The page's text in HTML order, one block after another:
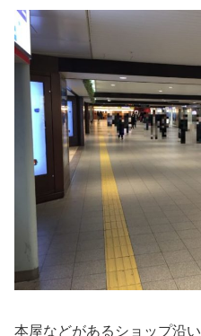
本屋などがあるショップ沿